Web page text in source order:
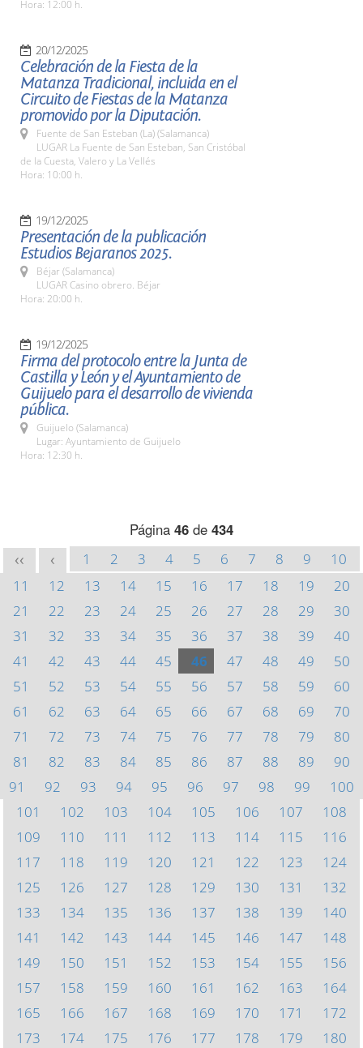
Hora: 12:00 h.
20/12/2025
Celebración de la Fiesta de la
Matanza Tradicional, incluida en el
Circuito de Fiestas de la Matanza
promovido por la Diputación.
Fuente de San Esteban (La) (Salamanca)
LUGAR La Fuente de San Esteban, San Cristóbal
de la Cuesta, Valero y La Vellés
Hora: 10:00 h.
19/12/2025
Presentación de la publicación
Estudios Bejaranos 2025.
Béjar (Salamanca)
LUGAR Casino obrero. Béjar
Hora: 20:00 h.
19/12/2025
Firma del protocolo entre la Junta de
Castilla y León y el Ayuntamiento de
Guijuelo para el desarrollo de vivienda
pública.
Guijuelo (Salamanca)
Lugar: Ayuntamiento de Guijuelo
Hora: 12:30 h.
Página 46 de 434
<< < 1 2 3 4 5 6 7 8 9
10
11
12 13 14 15 16 17 18 19
20
21
22 23 24 25 26 27 28 29
30
31
32 33 34 35 36 37 38 39
40
41
42 43 44 45 46 47 48 49
50
51
52 53 54 55 56 57 58 59
60
61
62 63 64 65 66 67 68 69
70
71
72 73 74 75 76 77 78 79
80
81
82 83 84 85 86 87 88 89
90
91
92 93 94 95 96 97 98 99
100
101
102 103 104 105 106 107
108
109
110 111 112 113 114 115
116
117
118 119 120 121 122 123
124
125
126 127 128 129 130 131
132
133
134 135 136 137 138 139
140
141
142 143 144 145 146 147
148
149
150 151 152 153 154 155
156
157
158 159 160 161 162 163
164
165
166 167 168 169 170 171
172
173
174 175 176 177 178 179
180